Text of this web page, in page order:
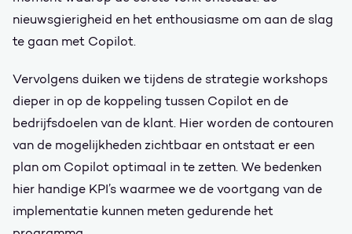
nieuwsgierigheid en het enthousiasme om aan de slag
te gaan met Copilot.
Vervolgens duiken we tijdens de strategie workshops
dieper in op de koppeling tussen Copilot en de
bedrijfsdoelen van de klant. Hier worden de contouren
van de mogelijkheden zichtbaar en ontstaat er een
plan om Copilot optimaal in te zetten. We bedenken
hier handige KPI’s waarmee we de voortgang van de
implementatie kunnen meten gedurende het